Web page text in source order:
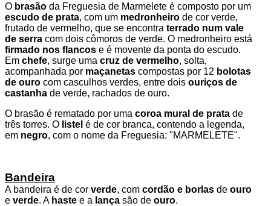
O brasão da Freguesia de Marmelete é composto por um
escudo de prata, com um medronheiro de cor verde,
frutado de vermelho, que se encontra terrado num vale
de serra com dois cômoros de verde. O medronheiro está
firmado nos flancos e é movente da ponta do escudo.
Em chefe, surge uma cruz de vermelho, solta,
acompanhada por maçanetas compostas por 12 bolotas
de ouro com casculhos verdes, entre dois ouriços de
castanha de verde, rachados de ouro.
O brasão é rematado por uma coroa mural de prata de
três torres. O listel é de cor branca, contendo a legenda,
em negro, com o nome da Freguesia: "MARMELETE".
Bandeira
A bandeira é de cor verde, com cordão e borlas de ouro
e verde. A haste e a lança são de ouro.